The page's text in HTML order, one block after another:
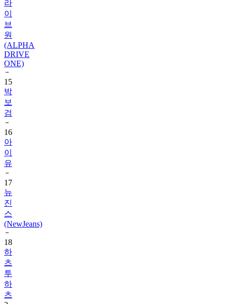
브
원
(ALPHA
DRIVE
ONE)
15
박
보
검
16
아
이
유
17
뉴
진
스
(NewJeans)
18
하
츠
투
하
츠
2